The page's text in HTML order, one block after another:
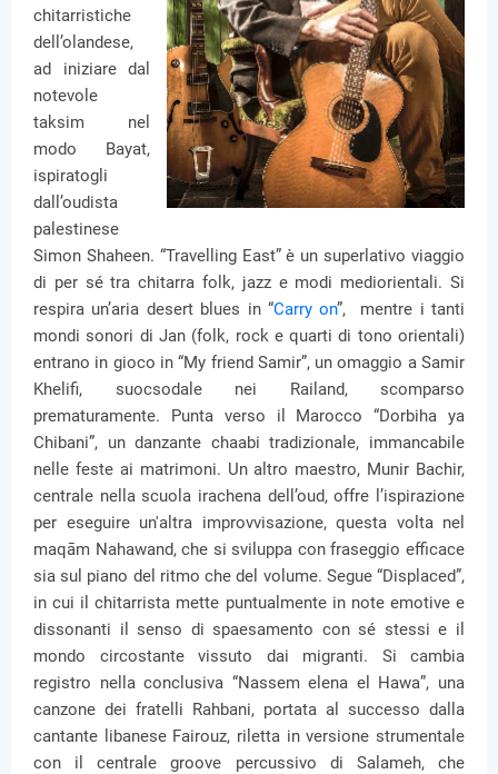
chitarristiche
dell’olandese,
ad iniziare dal
notevole
taksim nel
modo Bayat,
ispiratogli
dall’oudista
palestinese
Simon Shaheen. “Travelling East” è un superlativo viaggio
di per sé tra chitarra folk, jazz e modi mediorientali. Si
respira un’aria desert blues in “Carry on”, mentre i tanti
mondi sonori di Jan (folk, rock e quarti di tono orientali)
entrano in gioco in “My friend Samir”, un omaggio a Samir
Khelifi, suocsodale nei Railand, scomparso
prematuramente. Punta verso il Marocco “Dorbiha ya
Chibani”, un danzante chaabi tradizionale, immancabile
nelle feste ai matrimoni. Un altro maestro, Munir Bachir,
centrale nella scuola irachena dell’oud, offre l’ispirazione
per eseguire un'altra improvvisazione, questa volta nel
maqām Nahawand, che si sviluppa con fraseggio efficace
sia sul piano del ritmo che del volume. Segue “Displaced”,
in cui il chitarrista mette puntualmente in note emotive e
dissonanti il senso di spaesamento con sé stessi e il
mondo circostante vissuto dai migranti. Si cambia
registro nella conclusiva “Nassem elena el Hawa”, una
canzone dei fratelli Rahbani, portata al successo dalla
cantante libanese Fairouz, riletta in versione strumentale
con il centrale groove percussivo di Salameh, che